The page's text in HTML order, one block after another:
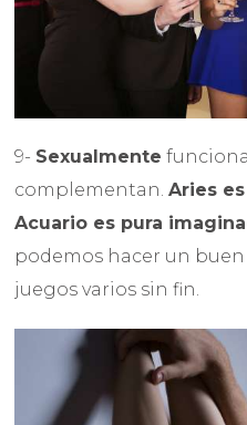
9- Sexualmente
complementan.Aries
Acuario es pura
podemos hacer un
juegos varios sin fin.